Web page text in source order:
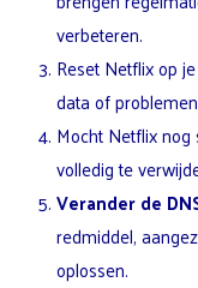
verbeteren.
Reset Netflix op
data of
Mocht Netflix
volledig te
Verander de
redmiddel,
oplossen.